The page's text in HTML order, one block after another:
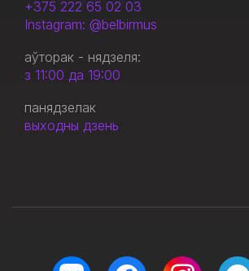
+375 222 65 02 03
Instagram: @belbirmus
аўторак - нядзеля:
з 11:00 да 19:00
панядзелак
выходны дзень